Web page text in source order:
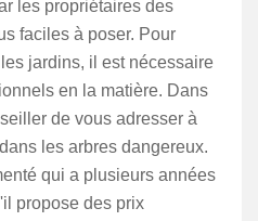
les propriétaires des
faciles à poser. Pour
jardins, il est nécessaire
en la matière. Dans
de vous adresser à
les arbres dangereux.
qui a plusieurs années
propose des prix